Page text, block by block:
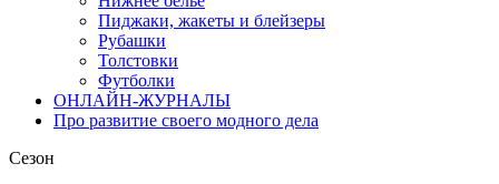
Пиджаки, жакеты и блейзеры
Рубашки
Толстовки
Футболки
ОНЛАЙН-ЖУРНАЛЫ
Про развитие своего модного дела
Сезон